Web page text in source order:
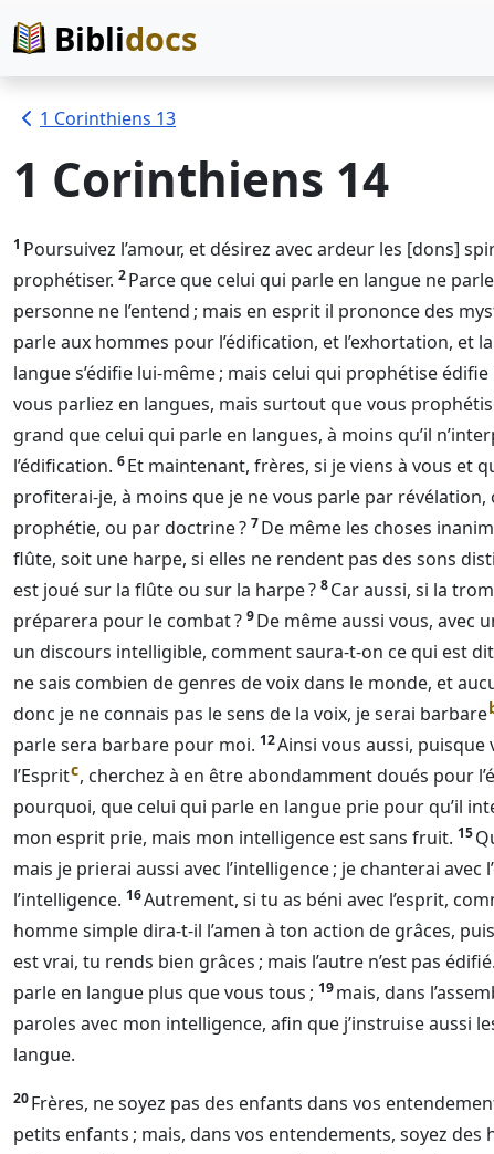
Biblidocs
1 Corinthiens 13
1 Corinthiens 14
1 Poursuivez l’amour, et désirez avec ardeur les [dons]
prophétiser. 2Parce que celui qui parle en langue ne
personne ne l’entend ; mais en esprit il prononce des
parle aux hommes pour l’édification, et l’exhortation, et
langue s’édifie lui-même ; mais celui qui prophétise édifie
vous parliez en langues, mais surtout que vous
grand que celui qui parle en langues, à moins qu’il
l’édification. 6Et maintenant, frères, si je viens à vous et
profiterai-je, à moins que je ne vous parle par
prophétie, ou par doctrine ? 7De même les choses
flûte, soit une harpe, si elles ne rendent pas des sons
est joué sur la flûte ou sur la harpe ? 8Car aussi, si la
préparera pour le combat ? 9De même aussi vous, avec
un discours intelligible, comment saura-t-on ce qui est
ne sais combien de genres de voix dans le monde, et
donc je ne connais pas le sens de la voix, je serai barbare
parle sera barbare pour moi. 12Ainsi vous aussi,
l’Espritc, cherchez à en être abondamment doués pour
pourquoi, que celui qui parle en langue prie pour qu’il
mon esprit prie, mais mon intelligence est sans fruit. 15
mais je prierai aussi avec l’intelligence ; je chanterai avec
l’intelligence. 16Autrement, si tu as béni avec l’esprit,
homme simple dira-t-il l’amen à ton action de grâces,
est vrai, tu rends bien grâces ; mais l’autre n’est pas édifié.
parle en langue plus que vous tous ; 19mais, dans
paroles avec mon intelligence, afin que j’instruise aussi
langue.
20Frères, ne soyez pas des enfants dans vos
petits enfants ; mais, dans vos entendements, soyez des